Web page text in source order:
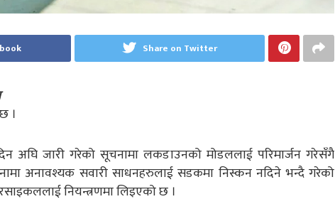
Share on Twitter
।
अघि जारी गरेको सूचनामा लकडाउनको मोडललाई परिमार्जन गरेसँगै
अनावश्यक सवारी साधनहरुलाई सडकमा निस्कन नदिने भन्दै गरेको
नियन्त्रणमा लिइएको छ ।